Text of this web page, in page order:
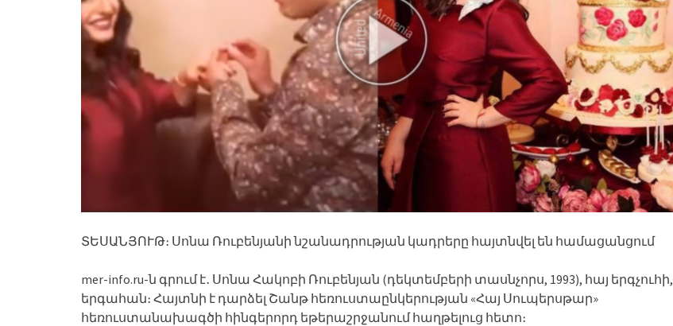
ՏԵՍԱՆՅՈՒԹ։ Սոնա Ռուբենյանի նշանադրության կադրերը հայտնվել են համացանցում
mer-info.ru-ն գրում է․ Սոնա Հակոբի Ռուբենյան (դեկտեմբերի տասնչորս, 1993), հայ երգչուհի,
երգահան։ Հայտնի է դարձել Շանթ հեռուստաընկերության «Հայ Սուպերսթար»
հեռուստանախագծի հինգերորդ եթերաշրջանում հաղթելուց հետո։